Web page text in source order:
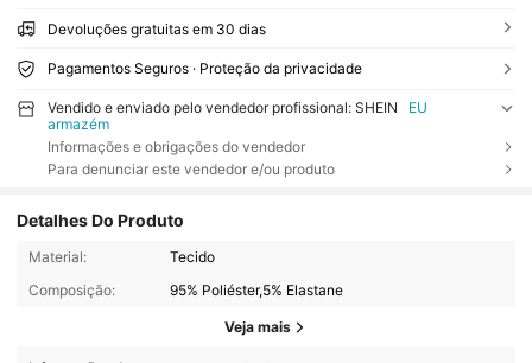
Devoluções gratuitas em 30 dias
Pagamentos Seguros · Proteção da privacidade
Vendido e enviado pelo vendedor profissional: SHEIN
EU
armazém
Informações e obrigações do vendedor
Para denunciar este vendedor e/ou produto
Detalhes Do Produto
Material:
Tecido
Composição:
95% Poliéster,5% Elastane
Veja mais